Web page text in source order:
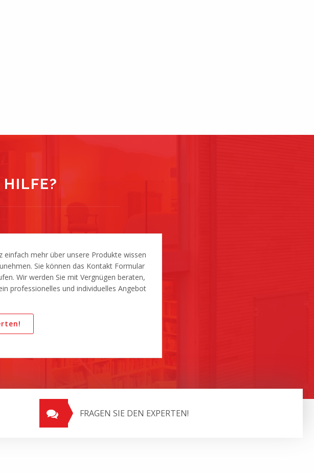
einfach mehr über unsere Produkte wissen
Sie können das Kontakt Formular
Wir werden Sie mit Vergnügen beraten,
professionelles und individuelles Angebot
FRAGEN SIE DEN EXPERTEN!